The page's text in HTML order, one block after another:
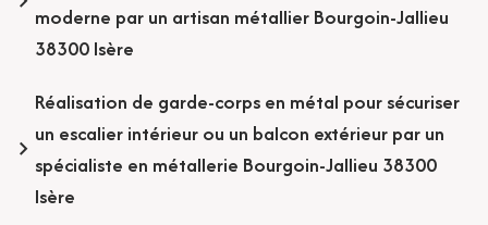
moderne par un artisan métallier Bourgoin-Jallieu
38300 Isère
Réalisation de garde-corps en métal pour sécuriser
un escalier intérieur ou un balcon extérieur par un
spécialiste en métallerie Bourgoin-Jallieu 38300
Isère